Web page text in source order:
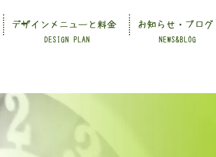
DESIGN PLAN NEWS&BLOG
デザインメニューと料金 お知らせ・ブログ